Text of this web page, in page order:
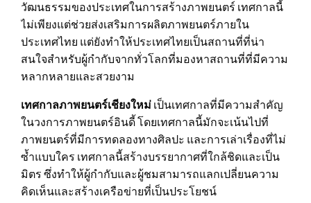
วัฒนธรรมของประเทศในการสร้างภาพยนตร์ เทศกาลนี้
ไม่เพียงแต่ช่วยส่งเสริมการผลิตภาพยนตร์ภายใน
ประเทศไทย แต่ยังทำให้ประเทศไทยเป็นสถานที่ที่น่า
สนใจสำหรับผู้กำกับจากทั่วโลกที่มองหาสถานที่ที่มีความ
หลากหลายและสวยงาม
เทศกาลภาพยนตร์เชียงใหม่ เป็นเทศกาลที่มีความสำคัญ
ในวงการภาพยนตร์อินดี้ โดยเทศกาลนี้มักจะเน้นไปที่
ภาพยนตร์ที่มีการทดลองทางศิลปะ และการเล่าเรื่องที่ไม่
ซ้ำแบบใคร เทศกาลนี้สร้างบรรยากาศที่ใกล้ชิดและเป็น
มิตร ซึ่งทำให้ผู้กำกับและผู้ชมสามารถแลกเปลี่ยนความ
คิดเห็นและสร้างเครือข่ายที่เป็นประโยชน์